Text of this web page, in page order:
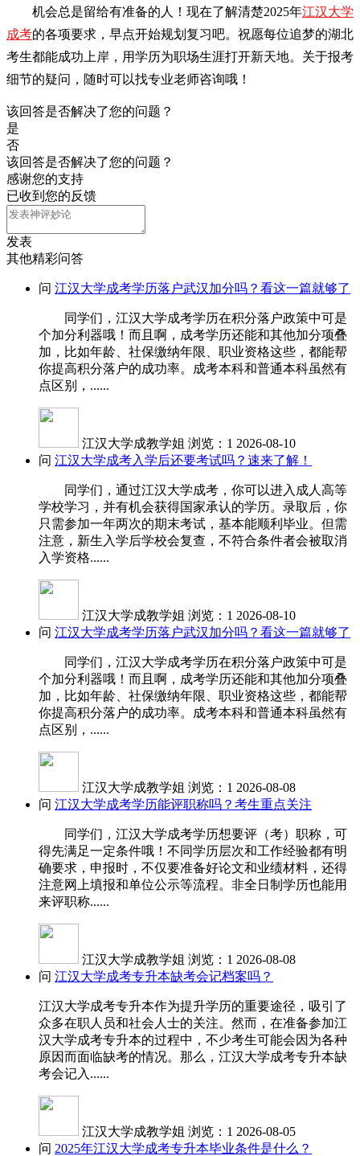
机会总是留给有准备的人！现在了解清楚2025年江汉大学
成考的各项要求，早点开始规划复习吧。祝愿每位追梦的湖北
考生都能成功上岸，用学历为职场生涯打开新天地。关于报考
细节的疑问，随时可以找专业老师咨询哦！
该回答是否解决了您的问题？
是
否
该回答是否解决了您的问题？
感谢您的支持
已收到您的反馈
发表
其他精彩问答
问 江汉大学成考学历落户武汉加分吗？看这一篇就够了
同学们，江汉大学成考学历在积分落户政策中可是
个加分利器哦！而且啊，成考学历还能和其他加分项叠
加，比如年龄、社保缴纳年限、职业资格这些，都能帮
你提高积分落户的成功率。成考本科和普通本科虽然有
点区别，......
江汉大学成教学姐 浏览：1 2026-08-10
问 江汉大学成考入学后还要考试吗？速来了解！
同学们，通过江汉大学成考，你可以进入成人高等
学校学习，并有机会获得国家承认的学历。录取后，你
只需参加一年两次的期末考试，基本能顺利毕业。但需
注意，新生入学后学校会复查，不符合条件者会被取消
入学资格......
江汉大学成教学姐 浏览：1 2026-08-10
问 江汉大学成考学历落户武汉加分吗？看这一篇就够了
同学们，江汉大学成考学历在积分落户政策中可是
个加分利器哦！而且啊，成考学历还能和其他加分项叠
加，比如年龄、社保缴纳年限、职业资格这些，都能帮
你提高积分落户的成功率。成考本科和普通本科虽然有
点区别，......
江汉大学成教学姐 浏览：1 2026-08-08
问 江汉大学成考学历能评职称吗？考生重点关注
同学们，江汉大学成考学历想要评（考）职称，可
得先满足一定条件哦！不同学历层次和工作经验都有明
确要求，申报时，不仅要准备好论文和业绩材料，还得
注意网上填报和单位公示等流程。非全日制学历也能用
来评职称......
江汉大学成教学姐 浏览：1 2026-08-08
问 江汉大学成考专升本缺考会记档案吗？
江汉大学成考专升本作为提升学历的重要途径，吸引了
众多在职人员和社会人士的关注。然而，在准备参加江
汉大学成考专升本的过程中，不少考生可能会因为各种
原因而面临缺考的情况。那么，江汉大学成考专升本缺
考会记入......
江汉大学成教学姐 浏览：1 2026-08-05
问 2025年江汉大学成考专升本毕业条件是什么？